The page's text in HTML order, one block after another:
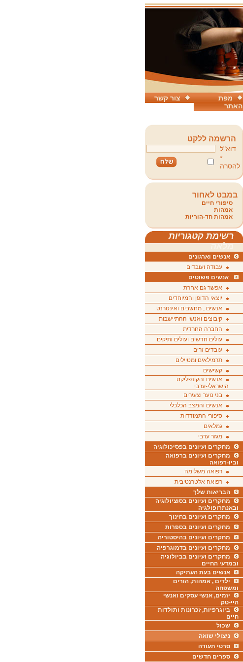
צור קשר
מפת
האתר
הרשמה ללקט
דוא"ל
*
להסרה
במבט לאחור
סיפורי חיים
אמהות
אמהות חד-הוריות
רשימת קטגוריות
מלאה
אנשים וארגונים
עבודה ועובדים
אנשים פשוטים
אפשר גם אחרת
יוצאי הדופן והמיוחדים
אנשים , מחשבים ואינטרנט
קיבוצים ואנשי ההתיישבות
החברה החרדית
עולים חדשים ועולים ותיקים
עובדים זרים
תרמילאים ומטיילים
קשישים
אנשים והקונפליקט
הישראלי-ערבי
בני נוער וצעירים
אנשים והמצב הכלכלי
סיפורי התמודדות
גמלאים
מגזר ערבי
מחקרים ועיונים בפסיכולוגיה
מחקרים ועיונים ברפואה
וביו-רפואה
רפואה משלימה
רפואה אלטרנטיבית
הבריאות שלך
מחקרים ועיונים בסוציולוגיה
ובאנתרופולגיה
מחקרים ועיונים בחינוך
מחקרים ועיונים בספרות
מחקרים ועיונים בהיסטוריה
מחקרים ועיונים בדמוגרפיה
מחקרים ועיונים בביולוגיה
ובמדעי החיים
אנשים בעת העתיקה
ילדים , אמהות, הורים
ומשפחה
יזמים, אנשי עסקים ואנשי
היי-טק
ביוגרפיות, זכרונות ותולדות
חיים
שכול
ניצולי שואה
סרטי תעודה
ספרים חדשים